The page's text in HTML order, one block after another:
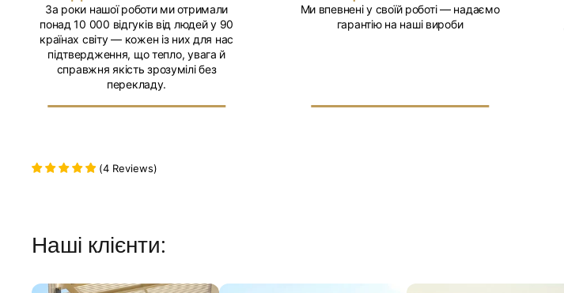
За роки нашої роботи ми отримали
понад 10 000 відгуків від людей у 90
країнах світу — кожен із них для нас
підтвердження, що тепло, увага й
справжня якість зрозумілі без
перекладу.
Ми впевнені у своїй роботі — надаємо
гарантію на наші вироби
(4 Reviews)
Наші клієнти: